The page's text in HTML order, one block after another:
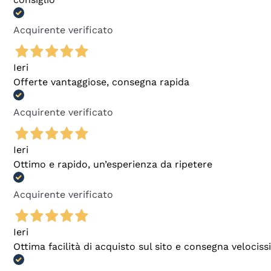
Acquirente verificato
Ieri
Offerte vantaggiose, consegna rapida
Acquirente verificato
Ieri
Ottimo e rapido, un’esperienza da ripetere
Acquirente verificato
Ieri
Ottima facilità di acquisto sul sito e consegna